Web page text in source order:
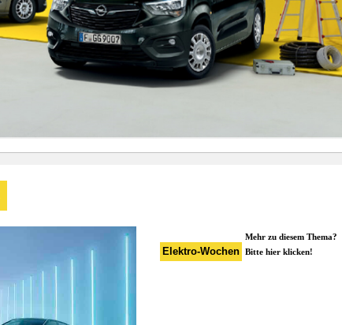
Elektro-Wochen
Mehr zu diesem Thema?
Bitte hier klicken!